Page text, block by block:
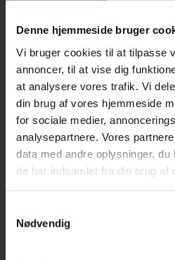
Denne hjemmeside bruger
Vi bruger cookies til at tilpasse
annoncer, til at vise dig
at analysere vores trafik. Vi
din brug af vores hjemmeside
for sociale medier,
analysepartnere. Vores
data med andre oplysninger,
de har indsamlet fra din brug af
Nødvendig
Vi leverer rådgivning,
eftersyn og vedligehold samt
transientbeskyttelsesenheder og
Vores løsninger bygger påsolid
bekendtgørelser og normer, de
alt så ved vi, hvad der kanlade sig
Vi har eget værksted og sikrer
kan tilpasses den enkelte opgave,